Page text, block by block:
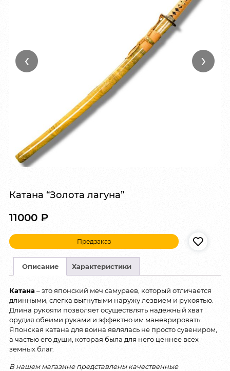
‹ ›
Катана “Золота лагуна”
11000 ₽
Предзаказ
Описание Характеристики
Катана – это японский меч самураев, который отличается
длинными, слегка выгнутыми наружу лезвием и рукоятью.
Длина рукояти позволяет осуществлять надежный хват
орудия обеими руками и эффектно им маневрировать.
Японская катана для воина являлась не просто сувениром,
а частью его души, которая была для него ценнее всех
земных благ.
В нашем магазине представлены качественные